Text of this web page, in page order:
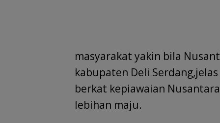
masyarakat yakin bila
kabupaten Deli
berkat kepiawaian
lebihan maju.